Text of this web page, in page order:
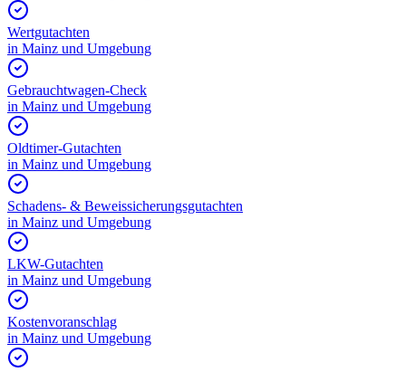
Wertgutachten
in Mainz und Umgebung
Gebrauchtwagen-Check
in Mainz und Umgebung
Oldtimer-Gutachten
in Mainz und Umgebung
Schadens- & Beweissicherungsgutachten
in Mainz und Umgebung
LKW-Gutachten
in Mainz und Umgebung
Kostenvoranschlag
in Mainz und Umgebung